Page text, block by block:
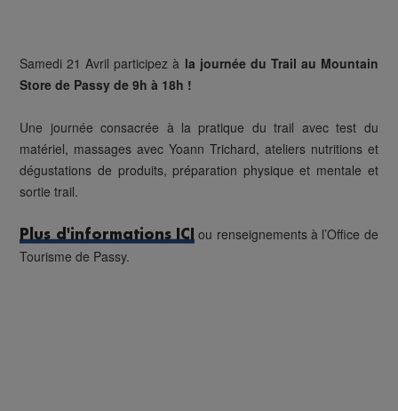
Samedi 21 Avril participez à la journée du Trail au Mountain
Store de Passy de 9h à 18h !
Une journée consacrée à la pratique du trail avec test du
matériel, massages avec Yoann Trichard, ateliers nutritions et
dégustations de produits, préparation physique et mentale et
sortie trail.
Plus d'informations ICI
ou renseignements à l’Office de
Tourisme de Passy.